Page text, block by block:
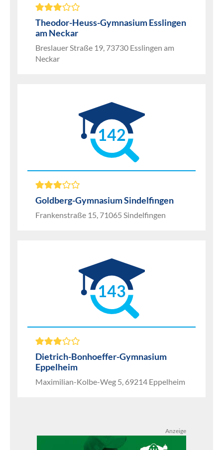
Theodor-Heuss-Gymnasium Esslingen
am Neckar
Breslauer Straße 19, 73730 Esslingen am
Neckar
142
Goldberg-Gymnasium Sindelfingen
Frankenstraße 15, 71065 Sindelfingen
143
Dietrich-Bonhoeffer-Gymnasium
Eppelheim
Maximilian-Kolbe-Weg 5, 69214 Eppelheim
Anzeige